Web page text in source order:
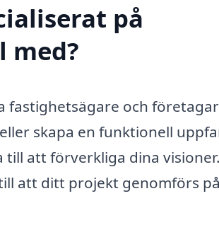
på
med?
fastighetsägare och
skapa en funktionell
att förverkliga dina
att ditt projekt genomförs